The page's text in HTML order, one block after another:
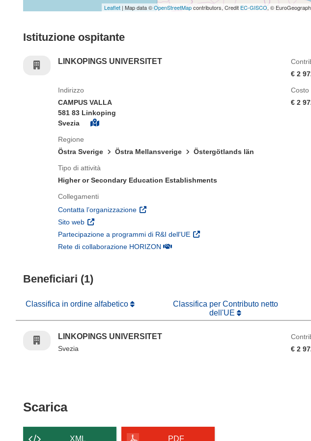
Leaflet | Map data ©OpenStreetMapcontributors, Credit EC-GISCO, ©
Istituzione ospitante
LINKOPINGS UNIVERSITET
€ 2
Indirizzo
CAMPUS VALLA
581 83 Linkoping
Svezia
Regione
Östra Sverige
Östra Mellansverige Östergötlands län
Tipo di attività
Higher or Secondary Education Establishments
Collegamenti
Contatta l’organizzazione (si apre in una nuova finestra)
Sito web (si apre in una nuova finestra)
Partecipazione a programmi di R&I dell'UE (si apre in una nuova finestra)
Rete di collaborazione HORIZON(si apre in una nuova finestra)
Costo
€ 2
Beneficiari (1)
Classifica in ordine alfabetico
Classifica per Contributo netto
dell'UE
LINKOPINGS UNIVERSITET
Svezia
€ 2
ScaricaScarica il contenuto della pagina
XML PDF